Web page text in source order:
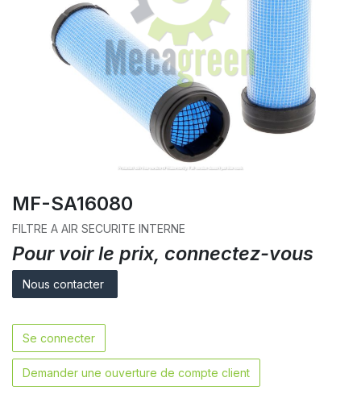
MF-SA16080
FILTRE A AIR SECURITE INTERNE
Pour voir le prix, connectez-vous
Nous contacter
Se connecter
Demander une ouverture de compte client